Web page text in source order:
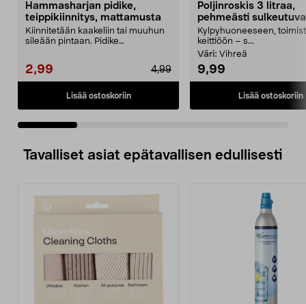
Hammasharjan pidike,
teippikiinnitys, mattamusta
Kiinnitetään kaakeliin tai muuhun
sileään pintaan. Pidike
2,99 4,99
Lisää ostoskoriin
Poljinroskis 3 litraa,
pehmeästi
Kylpyhuoneeseen,
keittiöön – s...
Väri: Vihreä
9,99
Lisää ostoskoriin
Tavalliset asiat epätavallisen edullisesti